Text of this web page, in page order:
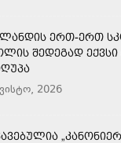
ᲔᲠᲗ-ᲔᲠᲗ
ᲨᲔᲓᲔᲒᲐᲓ ᲔᲥᲕᲡᲘ
2026